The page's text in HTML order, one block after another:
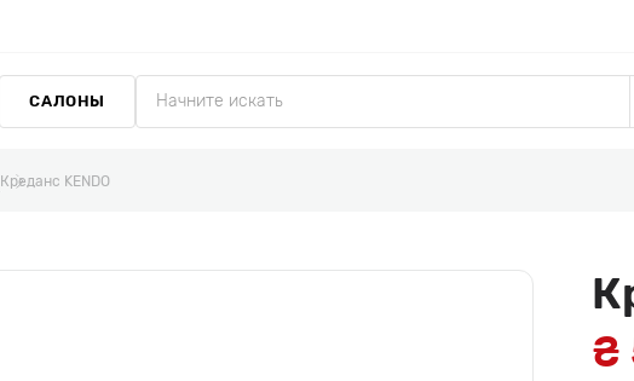
САЛОНЫ
Креданс KENDO
₴